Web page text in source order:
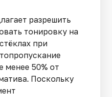
разрешить
тонировку на
при
менее 50% от
Поскольку